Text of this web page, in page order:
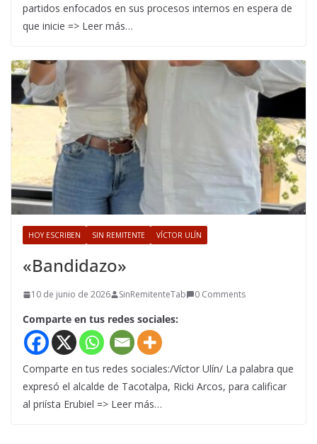
partidos enfocados en sus procesos internos en espera de
que inicie => Leer más…
HOY ESCRIBEN SIN REMITENTE VÍCTOR ULÍN
«Bandidazo»
10 de junio de 2026 SinRemitenteTab 0 Comments
Comparte en tus redes sociales:
Comparte en tus redes sociales:/Víctor Ulín/ La palabra que
expresó el alcalde de Tacotalpa, Ricki Arcos, para calificar
al priísta Erubiel => Leer más…